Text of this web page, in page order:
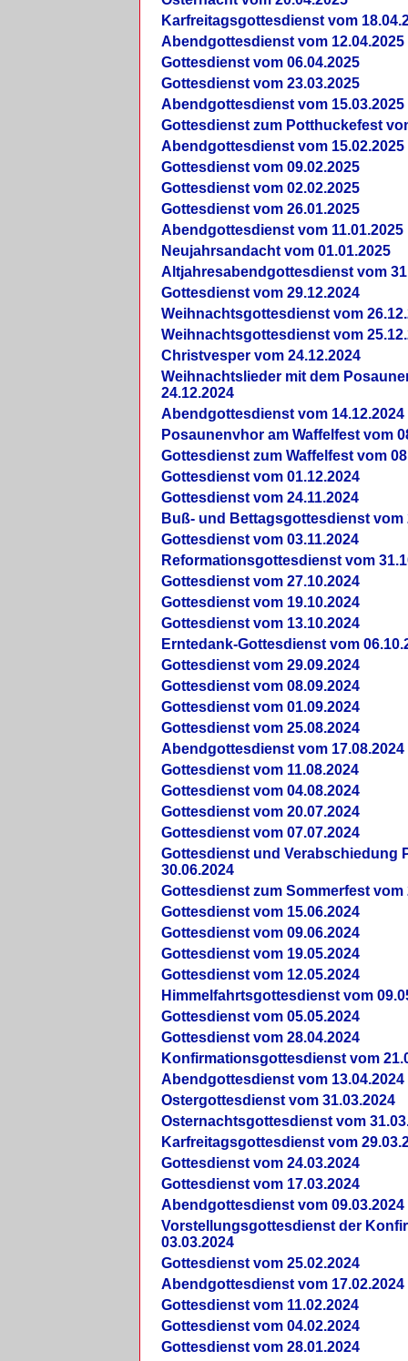
Karfreitagsgottesdienst vom
Abendgottesdienst vom 12.04.2025
Gottesdienst vom 06.04.2025
Gottesdienst vom 23.03.2025
Abendgottesdienst vom 15.03.2025
Gottesdienst zum Potthuckefest
Abendgottesdienst vom 15.02.2025
Gottesdienst vom 09.02.2025
Gottesdienst vom 02.02.2025
Gottesdienst vom 26.01.2025
Abendgottesdienst vom 11.01.2025
Neujahrsandacht vom 01.01.2025
Altjahresabendgottesdienst vom
Gottesdienst vom 29.12.2024
Weihnachtsgottesdienst vom
Weihnachtsgottesdienst vom
Christvesper vom 24.12.2024
Weihnachtslieder mit dem
24.12.2024
Abendgottesdienst vom 14.12.2024
Posaunenvhor am Waffelfest vom
Gottesdienst zum Waffelfest vom
Gottesdienst vom 01.12.2024
Gottesdienst vom 24.11.2024
Buß- und Bettagsgottesdienst vom
Gottesdienst vom 03.11.2024
Reformationsgottesdienst vom
Gottesdienst vom 27.10.2024
Gottesdienst vom 19.10.2024
Gottesdienst vom 13.10.2024
Erntedank-Gottesdienst vom
Gottesdienst vom 29.09.2024
Gottesdienst vom 08.09.2024
Gottesdienst vom 01.09.2024
Gottesdienst vom 25.08.2024
Abendgottesdienst vom 17.08.2024
Gottesdienst vom 11.08.2024
Gottesdienst vom 04.08.2024
Gottesdienst vom 20.07.2024
Gottesdienst vom 07.07.2024
Gottesdienst und Verabschiedung
30.06.2024
Gottesdienst zum Sommerfest vom
Gottesdienst vom 15.06.2024
Gottesdienst vom 09.06.2024
Gottesdienst vom 19.05.2024
Gottesdienst vom 12.05.2024
Himmelfahrtsgottesdienst vom
Gottesdienst vom 05.05.2024
Gottesdienst vom 28.04.2024
Konfirmationsgottesdienst vom
Abendgottesdienst vom 13.04.2024
Ostergottesdienst vom 31.03.2024
Osternachtsgottesdienst vom
Karfreitagsgottesdienst vom
Gottesdienst vom 24.03.2024
Gottesdienst vom 17.03.2024
Abendgottesdienst vom 09.03.2024
Vorstellungsgottesdienst der
03.03.2024
Gottesdienst vom 25.02.2024
Abendgottesdienst vom 17.02.2024
Gottesdienst vom 11.02.2024
Gottesdienst vom 04.02.2024
Gottesdienst vom 28.01.2024